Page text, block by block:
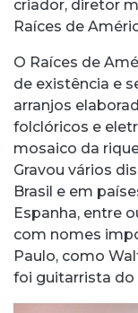
criador, diretor
Raíces de
O Raíces de
de existência e
arranjos
folclóricos e
mosaico da
Gravou vários
Brasil e em
Espanha, entre
com nomes
Paulo, como
foi guitarrista do